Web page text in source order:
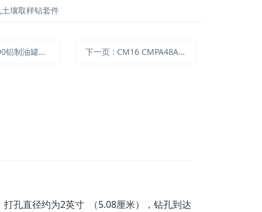
壤取样钻套件
罐分层淤泥采样器 下一页 : CM16 CMPA48AAF-5V 电容式超声麦克风
孔直径约为2英寸 （5.08厘米），钻孔到达